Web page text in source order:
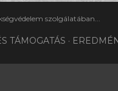
szolgálatában...
TÁMOGATÁS